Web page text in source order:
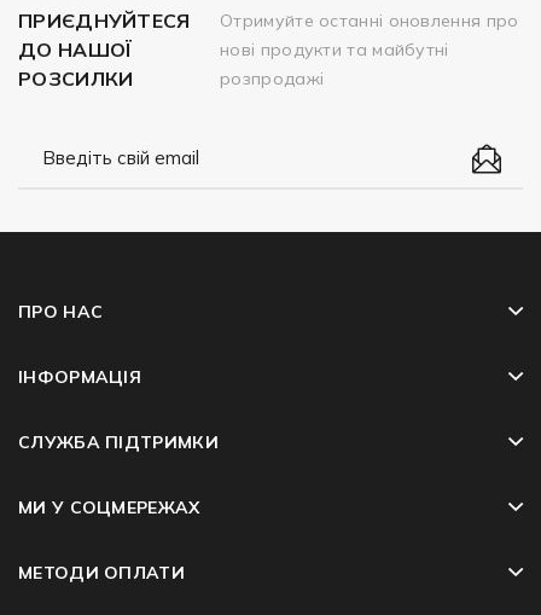
ПРИЄДНУЙТЕСЯ
ДО НАШОЇ
РОЗСИЛКИ
Отримуйте останні оновлення про
нові продукти та майбутні
розпродажі
ПРО НАС
ІНФОРМАЦІЯ
СЛУЖБА ПІДТРИМКИ
МИ У СОЦМЕРЕЖАХ
МЕТОДИ ОПЛАТИ